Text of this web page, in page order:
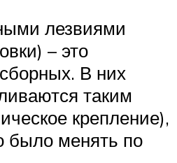
лезвиями
– это
В них
таким
крепление),
было менять по